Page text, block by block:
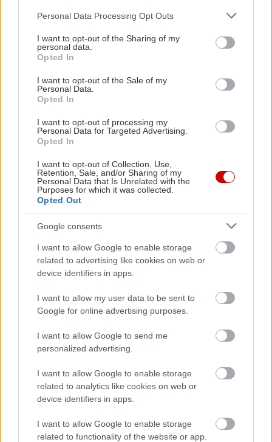
Please note that this website/app uses one or more Google
not limited to your visit or usage behaviour. You may click to
grant or deny consent to Google and its third-party tags to
use your data for below specified purposes in below Google
consent section.
Personal Data Processing Opt Outs
I want to opt-out of the Sharing of my
personal data.
Opted In
I want to opt-out of the Sale of my
Personal Data.
Opted In
I want to opt-out of processing my
Personal Data for Targeted Advertising.
Opted In
I want to opt-out of Collection, Use,
Retention, Sale, and/or Sharing of my
Personal Data that Is Unrelated with the
Purposes for which it was collected.
Opted Out
Google consents
I want to allow Google to enable storage
related to advertising like cookies on web or
device identifiers in apps.
I want to allow my user data to be sent to
Google for online advertising purposes.
I want to allow Google to send me
personalized advertising.
I want to allow Google to enable storage
related to analytics like cookies on web or
device identifiers in apps.
I want to allow Google to enable storage
related to functionality of the website or app.
Νικόλας Γεωργιακώδης
Ο Νικόλας Γεωργιακώδης είναι δημοσιογράφος και personal
trainer, με εμπειρία στη συντακτική δημοσιογραφία και την
προπονητική. Αποφοίτησε από το Τμήμα Επικοινωνίας και
Μέσων Μαζικής Ενημέρωσης του Εθνικού και
Καποδιστριακού Πανεπιστημίου Αθηνών το 2010.
αποκτώντας πτυχία Personal Training από τις σχολές
Studio One και Base Training, καθώς και την εξειδίκευση
Corrective Exercise Specialist (NASM). Στη συνέχεια,
ολοκλήρωσε το μεταπτυχιακό πρόγραμμα «Λειτουργική
Διαχείριση Τραυματισμών σε Αθλητές και Ασκούμενους» του
Εργοσπιρομετρία και Αποκατάσταση» του Πανεπιστημίου
Θεσσαλίας.
Aγαπά το σινεμά, τις γάτες, το fitness, τις συναυλίες και την
έξοδο για μπίρες και σουβλάκι. Ετοιμάζει βιβλίο για το πώς να
συμμετάσχει σε ρεπορτάζ για πολυχώρους ηδονής στο
κέντρο της Αθήνας, αλλά και για δομές φροντίδας